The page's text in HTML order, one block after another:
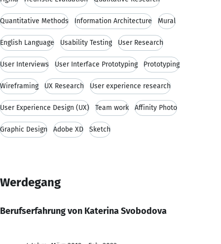
Quantitative Methods Information Architecture Mural
English Language Usability Testing User Research
User Interviews User Interface Prototyping Prototyping
Wireframing UX Research User experience research
User Experience Design (UX) Team work Affinity Photo
Graphic Design Adobe XD Sketch
Werdegang
Berufserfahrung von Katerina Svobodova